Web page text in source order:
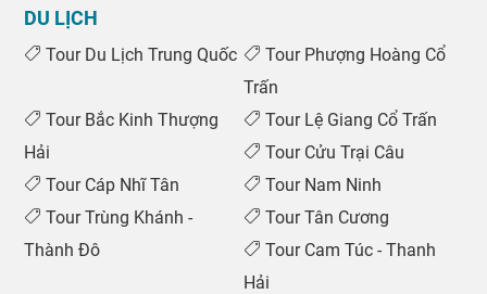
DU LỊCH
Tour Du Lịch Trung Quốc
Tour Phượng Hoàng Cổ
Trấn
Tour Bắc Kinh Thượng
Hải
Tour Lệ Giang Cổ Trấn
Tour Cửu Trại Câu
Tour Cáp Nhĩ Tân
Tour Nam Ninh
Tour Trùng Khánh -
Thành Đô
Tour Tân Cương
Tour Cam Túc - Thanh
Hải